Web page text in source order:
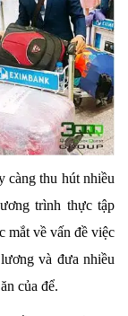
càng thu hút nhiều
trình thực tập
mắt về vấn đề việc
và đưa nhiều
của để.